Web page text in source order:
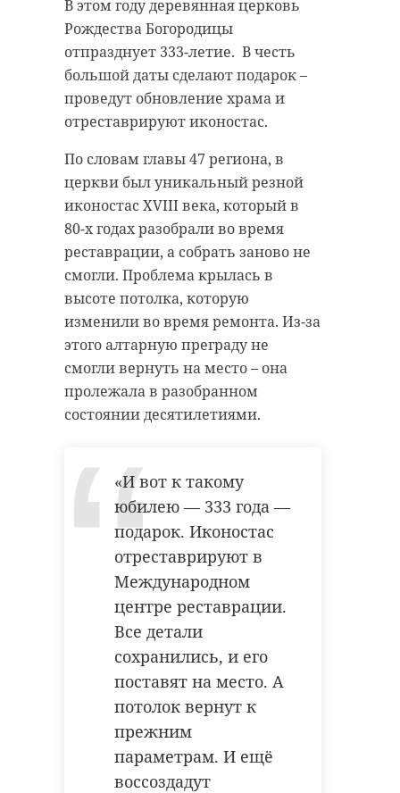
В этом году деревянная церковь
Рождества Богородицы
отпразднует 333-летие. В честь
большой даты сделают подарок –
проведут обновление храма и
отреставрируют иконостас.
По словам главы 47 региона, в
церкви был уникальный резной
иконостас XVIII века, который в
80-х годах разобрали во время
реставрации, а собрать заново не
смогли. Проблема крылась в
высоте потолка, которую
изменили во время ремонта. Из-за
этого алтарную преграду не
смогли вернуть на место – она
пролежала в разобранном
состоянии десятилетиями.
«И вот к такому
юбилею — 333 года —
подарок. Иконостас
отреставрируют в
Международном
центре реставрации.
Все детали
сохранились, и его
поставят на место. А
потолок вернут к
прежним
параметрам. И ещё
воссоздадут
поссорился с супругой в квартире.
Он нанес женщине не менее 12
ударов в голову и грудь. Жена
скончалась от полученных травм.
Было возбуждено уголовное дело
по статье «Умышленное
причинение тяжкого вреда
здоровью, опасного для жизни
человека, повлекшее по
неосторожности смерть
потерпевшего». Материалы дела
направлены в Гатчинский
городской суд.
Фото: Изображение создано при
помощи нейросети
уголовное дело
Поделиться статьей:
По данным Леноблпожспас, в
недействующей подземной
парковке горит мусор на площади
около 100 квадратных метров. Что
стало причиной возгорания, не
уточняется.
Информация о пострадавших не
поступала.
https://max.ru/id4706031103_gos/AZ27CStNL-
8
https://max.ru/id4706031103_gos/AZ27CStNL-
пожар